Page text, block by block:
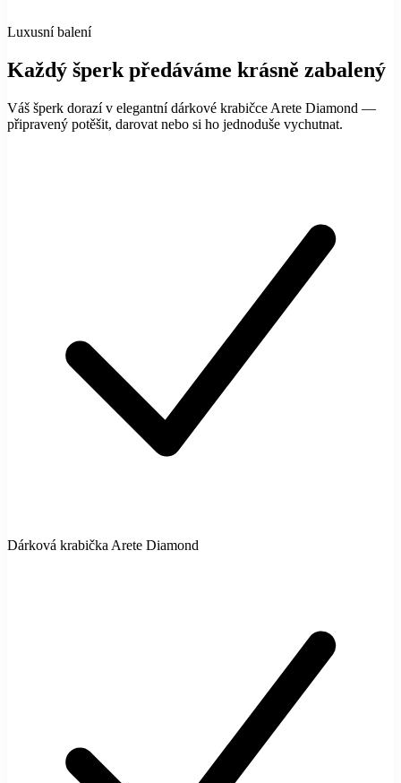
Luxusní balení
Každý šperk předáváme krásně zabalený
Váš šperk dorazí v elegantní dárkové krabičce Arete Diamond —
připravený potěšit, darovat nebo si ho jednoduše vychutnat.
Dárková krabička Arete Diamond